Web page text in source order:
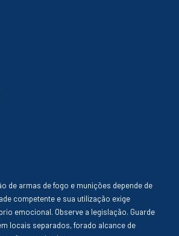
de armas de fogo e munições depende de
competente e sua utilização exige
emocional. Observe a legislação. Guarde
locais separados, forado alcance de